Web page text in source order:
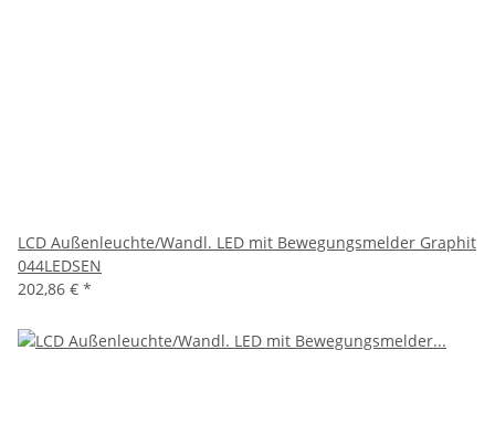
LCD Außenleuchte/Wandl. LED mit Bewegungsmelder Graphit
044LEDSEN
202,86 € *